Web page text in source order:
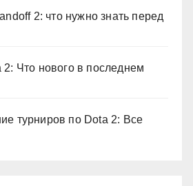
2: что нужно знать перед
Что нового в последнем
турниров по Dota 2: Все